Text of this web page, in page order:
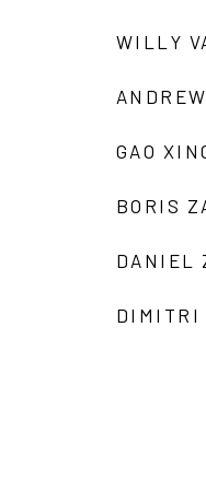
WILLY
GAO
BORIS
DANIEL